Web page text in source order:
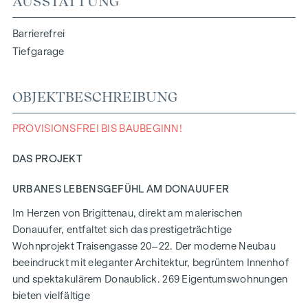
Barrierefrei
Tiefgarage
OBJEKTBESCHREIBUNG
PROVISIONSFREI BIS BAUBEGINN!
DAS PROJEKT
URBANES LEBENSGEFÜHL AM DONAUUFER
Im Herzen von Brigittenau, direkt am malerischen
Donauufer, entfaltet sich das prestigeträchtige
Wohnprojekt Traisengasse 20–22. Der moderne Neubau
beeindruckt mit eleganter Architektur, begrüntem Innenhof
und spektakulärem Donaublick. 269 Eigentumswohnungen
bieten vielfältige